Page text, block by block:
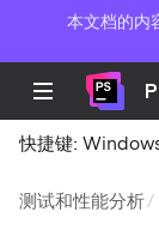
本文档的内
快捷键:
测试和性能分析